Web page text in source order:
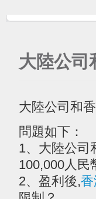
大陸公司
大陸公司和
問題如下：
1、大陸公司
100,000人民
2、盈利後,